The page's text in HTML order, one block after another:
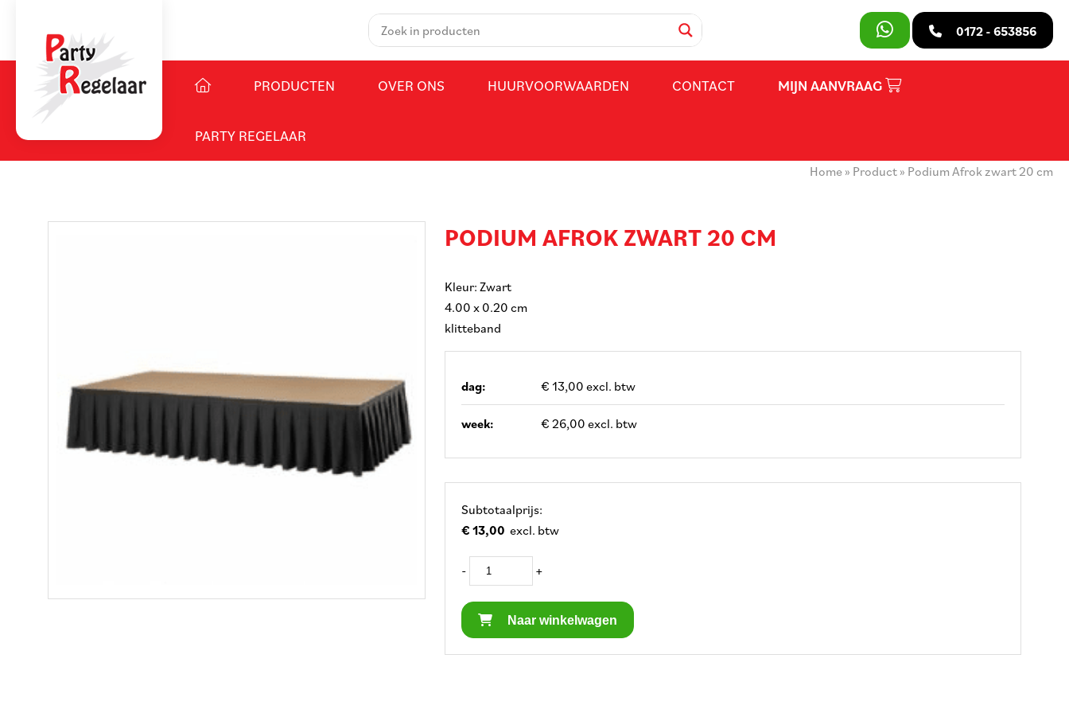
SLUITEN
0172 - 653856
PRODUCTEN OVER ONS HUURVOORWAARDEN CONTACT MIJN AANVRAAG
PARTY REGELAAR
Home » Product » Podium Afrok zwart 20 cm
PODIUM AFROK ZWART 20 CM
Kleur: Zwart
4.00 x 0.20 cm
klitteband
dag: € 13,00 excl. btw
week: € 26,00 excl. btw
Subtotaalprijs:
€ 13,00 excl. btw
- +
Naar winkelwagen